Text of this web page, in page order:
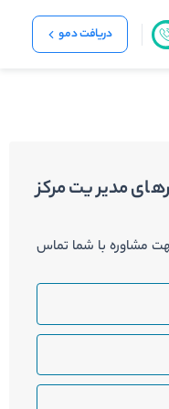
دریافت دمو
مدیریت مرکز
مشاوره با شما تماس